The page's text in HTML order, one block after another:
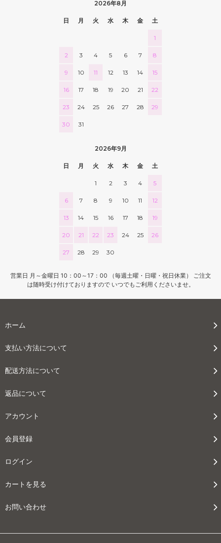
2026年8月
日 月 火 水 木 金 土
1
2 3 4 5 6 7 8
9 10 11 12 13 14 15
16 17 18 19 20 21 22
23 24 25 26 27 28 29
30 31
2026年9月
日 月 火 水 木 金 土
1 2 3 4 5
6 7 8 9 10 11 12
13 14 15 16 17 18 19
20 21 22 23 24 25 26
27 28 29 30
営業日 月～金曜日 10：00～17：00 （毎週土曜・日曜・祝日休業） ご注文
は随時受け付けておりますので いつでもご利用くださいませ。
ホーム
支払い方法について
配送方法について
返品について
アカウント
会員登録
ログイン
カートを見る
お問い合わせ